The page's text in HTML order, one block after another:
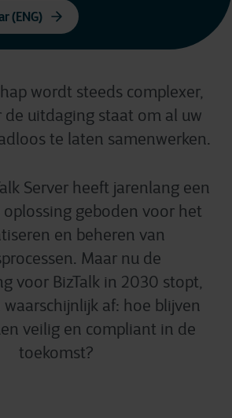
(ENG)
wordt steeds complexer,
uitdaging staat om al uw
te laten samenwerken.
Server heeft jarenlang een
geboden voor het
en beheren van
Maar nu de
voor BizTalk in 2030 stopt,
af: hoe blijven
veilig en compliant in de
toekomst?